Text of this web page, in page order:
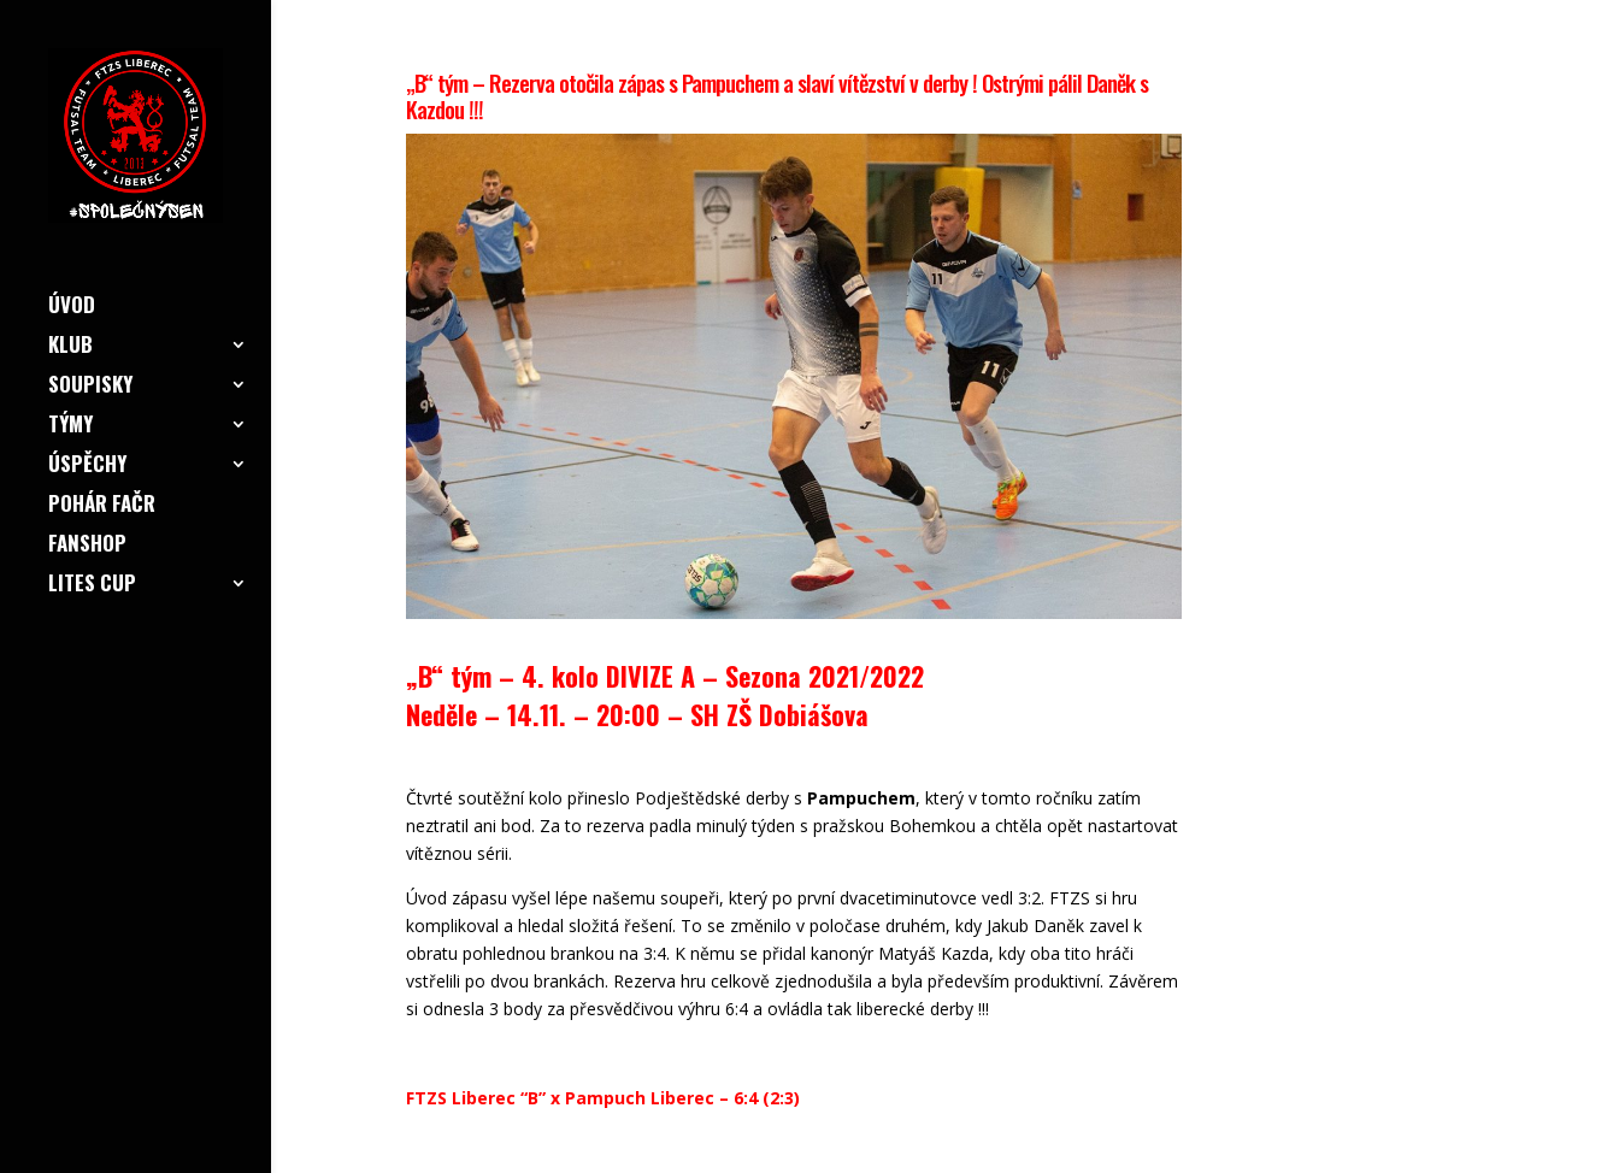
ÚVOD
KLUB
SOUPISKY
TÝMY
ÚSPĚCHY
POHÁR FAČR
FANSHOP
LITES CUP
„B“ tým – Rezerva otočila zápas s Pampuchem a slaví vítězství v derby ! Ostrými pálil Daněk s
Kazdou !!!
„B“ tým – 4. kolo DIVIZE A – Sezona 2021/2022
Neděle – 14.11. – 20:00 – SH ZŠ Dobiášova
Čtvrté soutěžní kolo přineslo Podještědské derby s Pampuchem, který v tomto ročníku zatím
neztratil ani bod. Za to rezerva padla minulý týden s pražskou Bohemkou a chtěla opět nastartovat
vítěznou sérii.
Úvod zápasu vyšel lépe našemu soupeři, který po první dvacetiminutovce vedl 3:2. FTZS si hru
komplikoval a hledal složitá řešení. To se změnilo v poločase druhém, kdy Jakub Daněk zavel k
obratu pohlednou brankou na 3:4. K němu se přidal kanonýr Matyáš Kazda, kdy oba tito hráči
vstřelili po dvou brankách. Rezerva hru celkově zjednodušila a byla především produktivní. Závěrem
si odnesla 3 body za přesvědčivou výhru 6:4 a ovládla tak liberecké derby !!!
FTZS Liberec “B” x Pampuch Liberec – 6:4 (2:3)